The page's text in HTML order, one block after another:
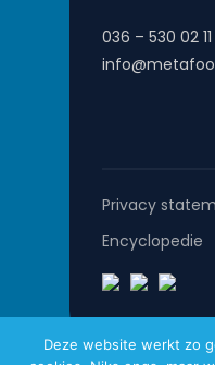
036 – 530 02 11
Privacy
Encyclopedie
Deze website werkt zo